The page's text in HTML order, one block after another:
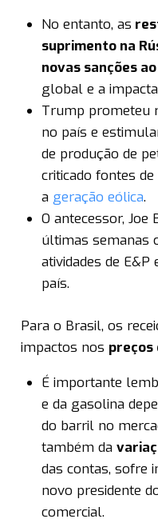
No entanto, as
suprimento na
novas sanções
global e a
Trump prometeu
no país e
de produção de
criticado fontes
a geração eólica.
O antecessor, Joe
últimas semanas
atividades de
país.
Para o Brasil, os
impactos nos preços
É importante
e da gasolina
do barril no
também da
das contas, sofre
novo presidente
comercial.